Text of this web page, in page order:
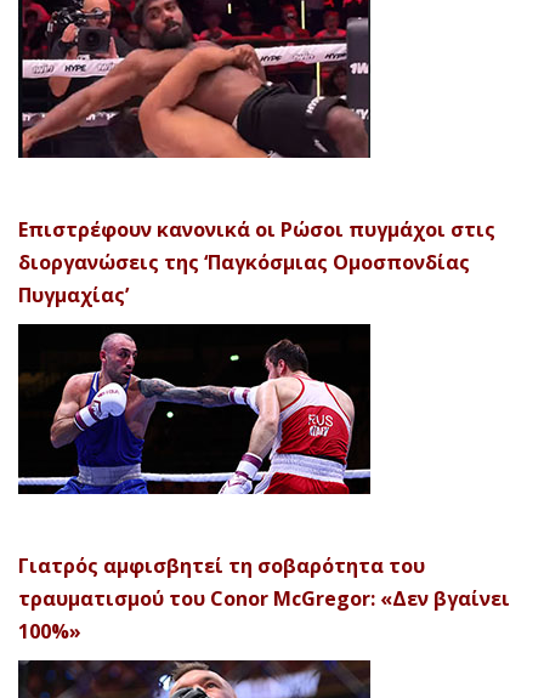
Επιστρέφουν κανονικά οι Ρώσοι πυγμάχοι στις
διοργανώσεις της ‘Παγκόσμιας Ομοσπονδίας
Πυγμαχίας’
Γιατρός αμφισβητεί τη σοβαρότητα του
τραυματισμού του Conor McGregor: «Δεν βγαίνει
100%»